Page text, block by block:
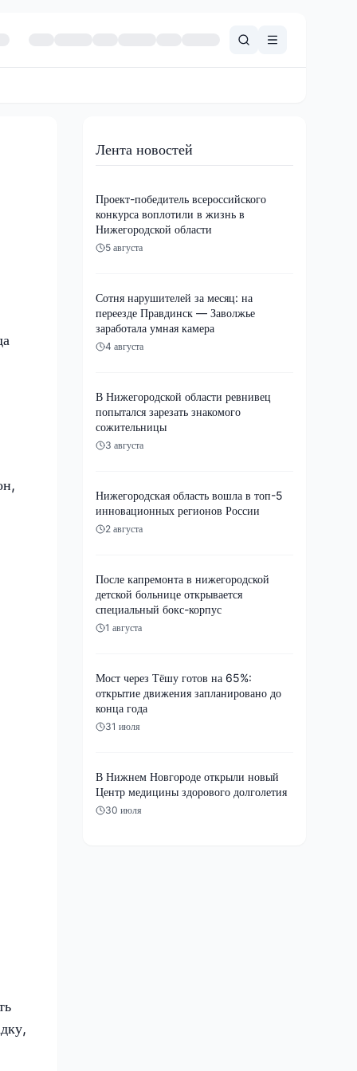
Лента новостей
Проект-победитель всероссийского
конкурса воплотили в жизнь в
Нижегородской области
5 августа
Сотня нарушителей за месяц: на
переезде Правдинск — Заволжье
заработала умная камера
4 августа
В Нижегородской области ревнивец
попытался зарезать знакомого
сожительницы
3 августа
Нижегородская область вошла в топ-5
инновационных регионов России
2 августа
После капремонта в нижегородской
детской больнице открывается
специальный бокс-корпус
1 августа
Мост через Тёшу готов на 65%:
открытие движения запланировано до
конца года
31 июля
В Нижнем Новгороде открыли новый
Центр медицины здорового долголетия
30 июля